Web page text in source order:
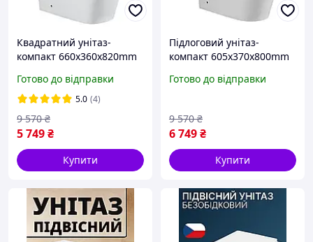
Квадратний унітаз-
компакт 660х360х820mm
підлоговий унітаз
безободковий з
мікроліфтом
Готово до відправки
5.0 (4)
5 749₴
9 570 ₴
Купити
Підлоговий унітаз-
компакт 605х370х800mm
безободковою чашею та
Готово до відправки
6 749₴
9 570 ₴
Купити